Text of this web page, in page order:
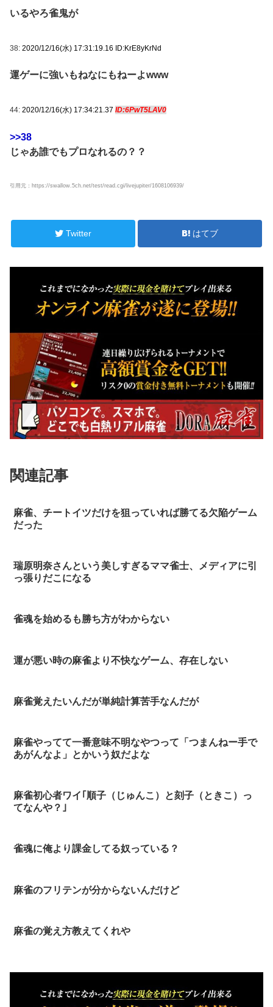
いるやろ雀鬼が
38: 2020/12/16(水) 17:31:19.16 ID:KrE8yKrNd
運ゲーに強いもねなにもねーよwww
44: 2020/12/16(水) 17:34:21.37 ID:6PwT5LAV0
>>38
じゃあ誰でもプロなれるの？？
引用元：https://swallow.5ch.net/test/read.cgi/livejupiter/1608106939/
Twitter はてブ
関連記事
麻雀、チートイツだけを狙っていれば勝てる欠陥ゲーム
だった
瑞原明奈さんという美しすぎるママ雀士、メディアに引
っ張りだこになる
雀魂を始めるも勝ち方がわからない
運が悪い時の麻雀より不快なゲーム、存在しない
麻雀覚えたいんだが単純計算苦手なんだが
麻雀やってて一番意味不明なやつって「つまんねー手で
あがんなよ」とかいう奴だよな
麻雀初心者ワイ｢順子（じゅんこ）と刻子（ときこ）っ
てなんや？｣
雀魂に俺より課金してる奴っている？
麻雀のフリテンが分からないんだけど
麻雀の覚え方教えてくれや